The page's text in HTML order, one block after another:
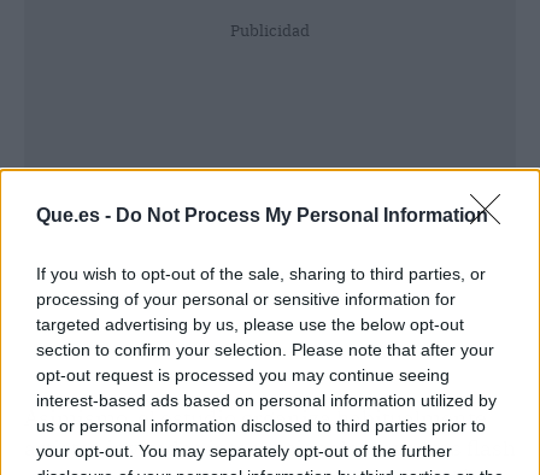
Que.es - Do Not Process My Personal Information
If you wish to opt-out of the sale, sharing to third parties, or
processing of your personal or sensitive information for
targeted advertising by us, please use the below opt-out
section to confirm your selection. Please note that after your
opt-out request is processed you may continue seeing
interest-based ads based on personal information utilized by
us or personal information disclosed to third parties prior to
your opt-out. You may separately opt-out of the further
Publicidad
Asimismo, el estudio organiza habitualmente
artistas invitados internacionales, eventos flash